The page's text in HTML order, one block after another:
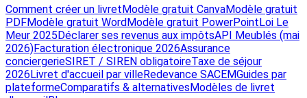
Comment créer un livret Modèle gratuit CanvaModèle gratuit
PDFModèle gratuit Word Modèle gratuit PowerPoint Loi Le
Meur 2025 Déclarer ses revenus aux impôtsAPI Meublés (mai
2026)Facturation électronique 2026Assurance
conciergerieSIRET / SIREN obligatoireTaxe de séjour
2026 Livret d'accueil par villeRedevance SACEMGuides par
plateformeComparatifs & alternatives Modèles de livret